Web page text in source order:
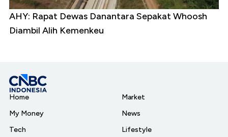
AHY: Rapat Dewas Danantara Sepakat Whoosh
Diambil Alih Kemenkeu
Home
My Money
Tech
Market
News
Lifestyle